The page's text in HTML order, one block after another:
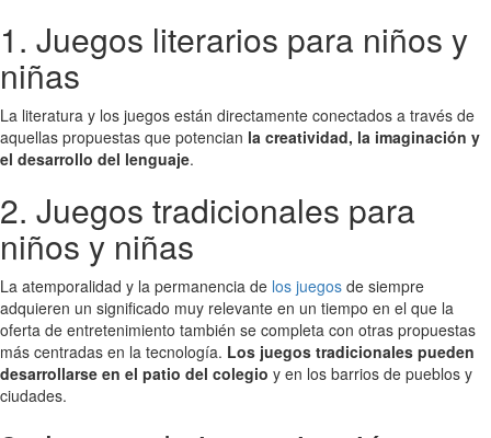
1. Juegos literarios para niños y
niñas
La literatura y los juegos están directamente conectados a través de
aquellas propuestas que potencian la creatividad, la imaginación y
el desarrollo del lenguaje.
2. Juegos tradicionales para
niños y niñas
La atemporalidad y la permanencia de los juegos de siempre
adquieren un significado muy relevante en un tiempo en el que la
oferta de entretenimiento también se completa con otras propuestas
más centradas en la tecnología. Los juegos tradicionales pueden
desarrollarse en el patio del colegio y en los barrios de pueblos y
ciudades.